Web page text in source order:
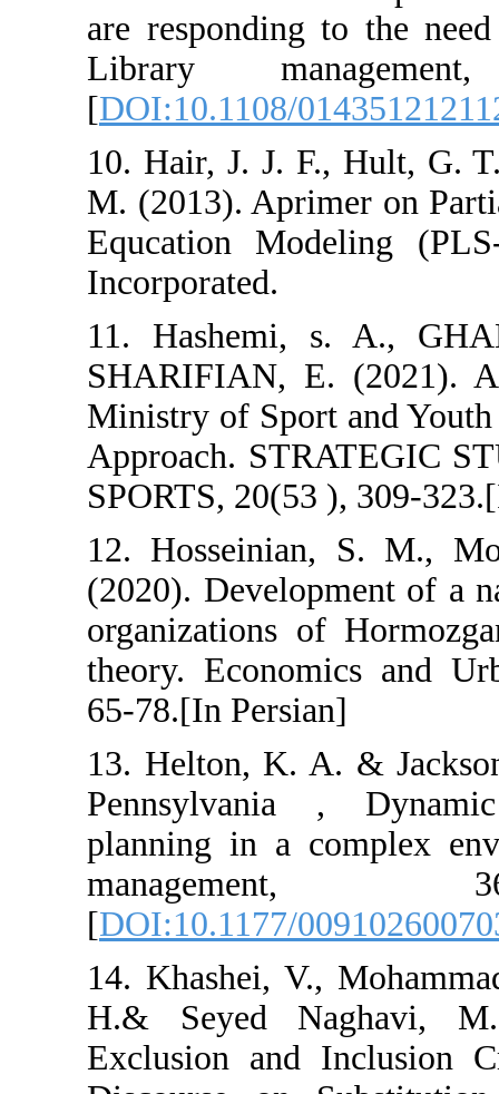
are responding
Library
[DOI:10.1108/
10. Hair, J. J.
M. (2013).
Equcation
Incorporated.
11. Hashemi,
SHARIFIAN,
Ministry of
Approach.
SPORTS,
12.
(2020).
organizations
theory.
65-78.[In
13. Helton, K.
Pennsylvania
planning in a
[DOI:10.1177/
14. Khashei,
H.& Seyed
Exclusion and